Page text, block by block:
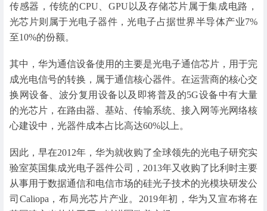
传感器，传统的CPU、GPU以及存储芯片属于集成电路，
光芯片则属于光电子器件，光电子占据世界半导体产业7%
至10%的份额。
其中，华为通信设备使用的主要是光电子通信芯片，用于完
成光电信号的转换，属于通信核心器件。在运营商的核心交
换网设备、波分复用设备以及即将普及的5G设备中有大量
的光芯片，在路由器、基站、传输系统、接入网等光网络核
心建设中，光器件成本占比高达60%以上。
因此，早在2012年，华为就收购了全球领先的光电子研究实
验室英国集成光电子器件公司，2013年又收购了比利时主要
从事用于数据通信和电信市场的硅光子技术的光模块研发公
司Caliopa，布局光芯片产业。2019年初，华为又宣布将在